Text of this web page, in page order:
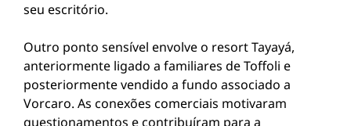
seu escritório.
Outro ponto sensível envolve o resort Tayayá,
anteriormente ligado a familiares de Toffoli e
posteriormente vendido a fundo associado a
Vorcaro. As conexões comerciais motivaram
questionamentos e contribuíram para a